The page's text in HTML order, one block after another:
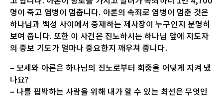
명이 죽고 염병이 멈춥니다. 아론의 속죄로 염병이 멈춘 것은
하나님과 백성 사이에서 중재하는 제사장이 누구인지 분명히
보여 줍니다. 또한 이 사건은 진노하시는 하나님 앞에 지도자
의 중보 기도가 얼마나 중요한지 깨우쳐 줍니다.
– 모세와 아론은 하나님의 진노로부터 회중을 어떻게 지켜 냈
나요?
– 나를 핍박하는 사람을 위해 내가 할 수 있는 최선은 무엇인